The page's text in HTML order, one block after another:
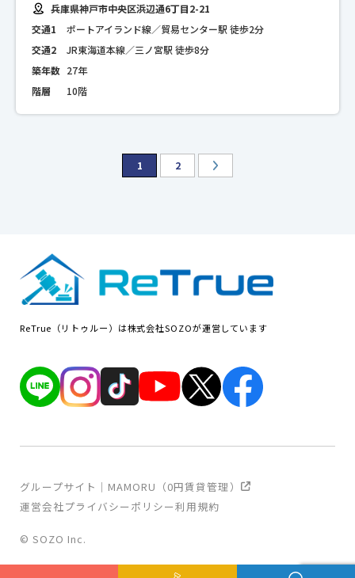
兵庫県神戸市中央区浜辺通6丁目2-21
交通1
ポートアイランド線／貿易センター駅 徒歩2分
交通2
JR東海道本線／三ノ宮駅 徒歩8分
築年数 27年
階層
10階
1 2
ReTrue（リトゥルー）は株式会社SOZOが運営しています
運営会社プライバシーポリシー利用規約
グループサイト｜MAMORU（0円賃貸管理）
© SOZO Inc.